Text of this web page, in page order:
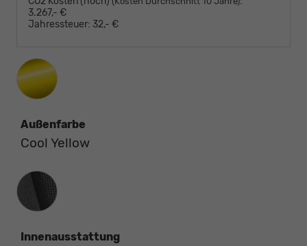
3.267,- €
Jahressteuer: 32,- €
Außenfarbe
Cool Yellow
Innenausstattung
Innenausstattung